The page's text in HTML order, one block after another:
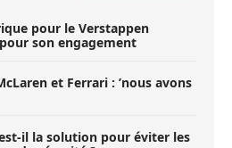
pour le Verstappen
son engagement
et Ferrari : ’nous avons
il la solution pour éviter les